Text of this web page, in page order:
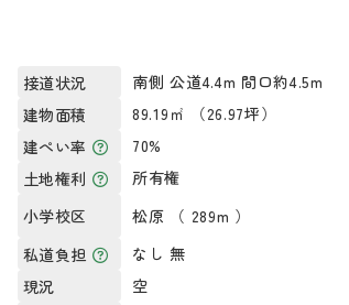
接道状況
南側 公道4.4m 間口約4.5m
建物面積
89.19㎡ （26.97坪）
建ぺい率
70%
土地権利
所有権
小学校区
松原 （ 289m ）
私道負担
なし 無
現況
空